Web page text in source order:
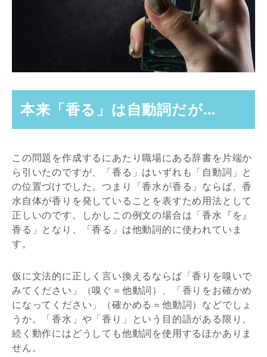
本来「香る」は自動詞だが…
この問題を作成するにあたり職場にある辞書を片端か
ら引いたのですが、「香る」はいずれも「自動詞」と
の位置づけでした。つまり「香水が香る」ならば、香
水自体が香りを発していることを表すため用法として
正しいのです。しかしこの例文の場合は「香水『を』
香る」となり、「香る」は他動詞的に使われていま
す。
仮に文法的に正しく言い換えるならば「香りを嗅いで
みてください」（嗅ぐ＝他動詞）、「香りをお確かめ
になってください」（確かめる＝他動詞）などでしょ
うか。「香水」や「香り」という目的語がある限り、
続く動作にはどうしても他動詞を使用するほかありま
せん。